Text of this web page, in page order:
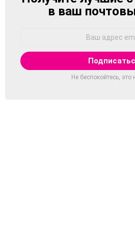
в ваш
Не беспокойтесь, это